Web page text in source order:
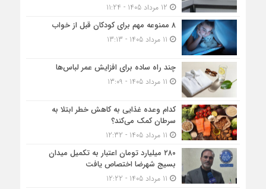
۸ ممنوعه مهم برای کودکان قبل از خواب
چند راه ساده برای افزایش عمر لباس‌ها
کدام وعده غذایی به کاهش خطر ابتلا به
سرطان کمک می‌کند؟
۲۸۰ میلیارد تومان اعتبار به تکمیل میدان
بسیج شهرضا اختصاص یافت